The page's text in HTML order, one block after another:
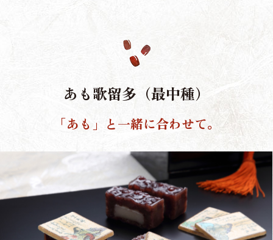
あも歌留多（最中種）
「あも」と一緒に合わせて。